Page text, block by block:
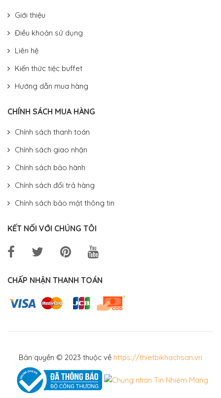
Giới thiệu
Điều khoản sử dụng
Liên hệ
Kiến thức tiệc buffet
Hướng dẫn mua hàng
CHÍNH SÁCH MUA HÀNG
Chính sách thanh toán
Chính sách giao nhận
Chính sách bảo hành
Chính sách đổi trả hàng
Chính sách bảo mật thông tin
KẾT NỐI VỚI CHÚNG TÔI
CHẤP NHẬN THANH TOÁN
Bản quyền © 2023 thuộc về https://thietbikhachsan.vn